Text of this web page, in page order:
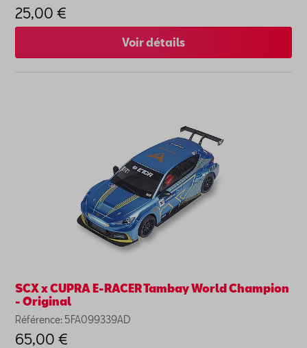
25,00 €
Voir détails
SCX x CUPRA E-RACER Tambay World Champion
- Original
Référence: 5FA099339AD
65,00 €